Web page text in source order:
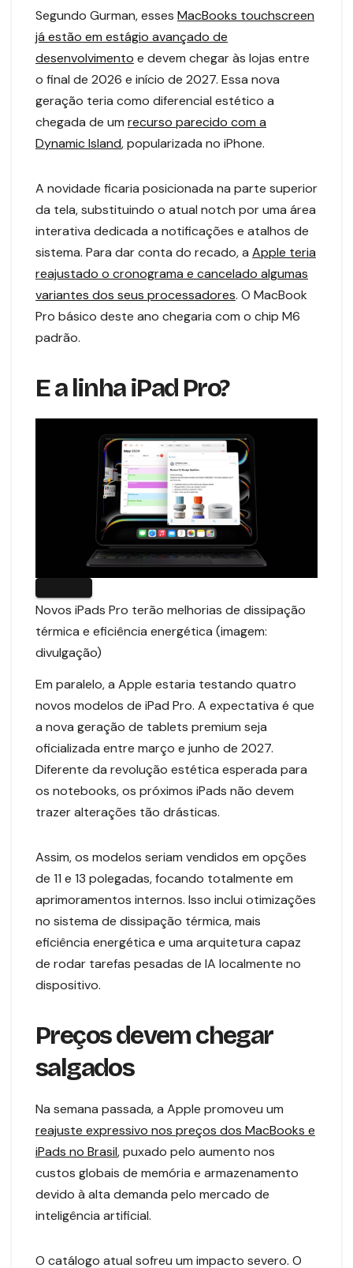
Segundo Gurman, esses MacBooks touchscreen
já estão em estágio avançado de
desenvolvimento e devem chegar às lojas entre
o final de 2026 e início de 2027. Essa nova
geração teria como diferencial estético a
chegada de um recurso parecido com a
Dynamic Island, popularizada no iPhone.
A novidade ficaria posicionada na parte superior
da tela, substituindo o atual notch por uma área
interativa dedicada a notificações e atalhos de
sistema. Para dar conta do recado, a Apple teria
reajustado o cronograma e cancelado algumas
variantes dos seus processadores. O MacBook
Pro básico deste ano chegaria com o chip M6
padrão.
E a linha iPad Pro?
Novos iPads Pro terão melhorias de dissipação
térmica e eficiência energética (imagem:
divulgação)
Em paralelo, a Apple estaria testando quatro
novos modelos de iPad Pro. A expectativa é que
a nova geração de tablets premium seja
oficializada entre março e junho de 2027.
Diferente da revolução estética esperada para
os notebooks, os próximos iPads não devem
trazer alterações tão drásticas.
Assim, os modelos seriam vendidos em opções
de 11 e 13 polegadas, focando totalmente em
aprimoramentos internos. Isso inclui otimizações
no sistema de dissipação térmica, mais
eficiência energética e uma arquitetura capaz
de rodar tarefas pesadas de IA localmente no
dispositivo.
Preços devem chegar
salgados
Na semana passada, a Apple promoveu um
reajuste expressivo nos preços dos MacBooks e
iPads no Brasil, puxado pelo aumento nos
custos globais de memória e armazenamento
devido à alta demanda pelo mercado de
inteligência artificial.
O catálogo atual sofreu um impacto severo. O